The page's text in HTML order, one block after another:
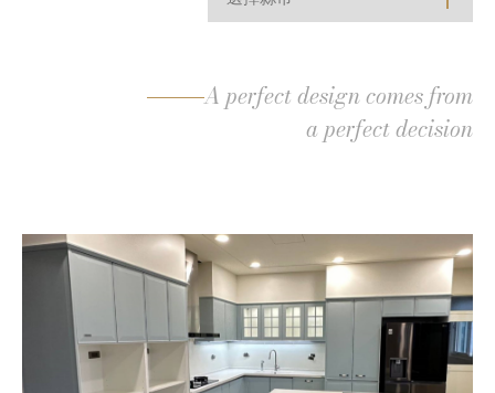
A perfect design comes from
a perfect decision